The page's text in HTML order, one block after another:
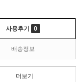
사용후기 0
배송정보
더보기